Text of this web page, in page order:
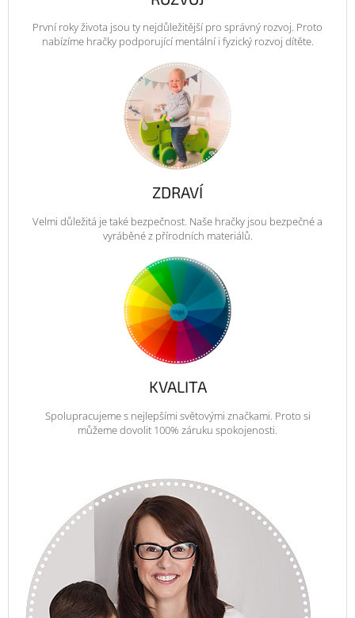
První roky života jsou ty nejdůležitější pro správný rozvoj. Proto
nabízíme hračky podporující mentální i fyzický rozvoj dítěte.
ZDRAVÍ
Velmi důležitá je také bezpečnost. Naše hračky jsou bezpečné a
vyráběné z přírodních materiálů.
KVALITA
Spolupracujeme s nejlepšími světovými značkami. Proto si
můžeme dovolit 100% záruku spokojenosti.